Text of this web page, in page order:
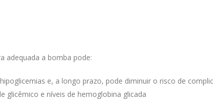
adequada a bomba pode:
e, a longo prazo, pode diminuir o risco de
glicêmico e níveis de hemoglobina glicada